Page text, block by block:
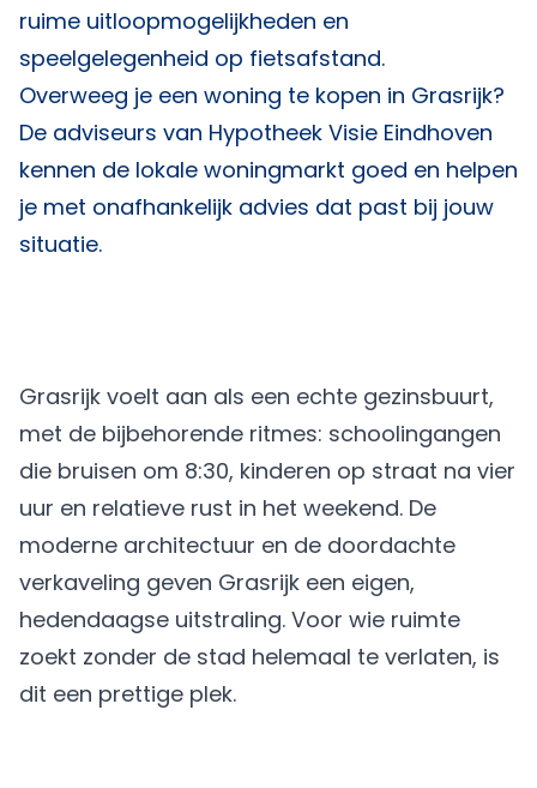
ruime uitloopmogelijkheden en
speelgelegenheid op fietsafstand.
Overweeg je een woning te kopen in Grasrijk?
De adviseurs van Hypotheek Visie Eindhoven
kennen de lokale woningmarkt goed en helpen
je met onafhankelijk advies dat past bij jouw
situatie.
Grasrijk voelt aan als een echte gezinsbuurt,
met de bijbehorende ritmes: schoolingangen
die bruisen om 8:30, kinderen op straat na vier
uur en relatieve rust in het weekend. De
moderne architectuur en de doordachte
verkaveling geven Grasrijk een eigen,
hedendaagse uitstraling. Voor wie ruimte
zoekt zonder de stad helemaal te verlaten, is
dit een prettige plek.